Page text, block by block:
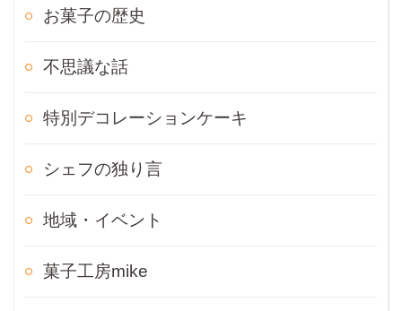
お菓子の歴史
不思議な話
特別デコレーションケーキ
シェフの独り言
地域・イベント
菓子工房mike